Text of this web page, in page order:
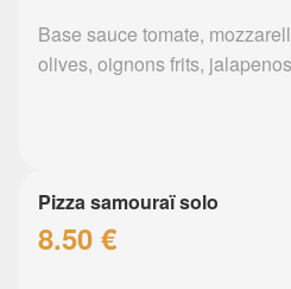
Base sauce tomate,
olives, oignons frits,
Pizza samouraï solo
8.50 €